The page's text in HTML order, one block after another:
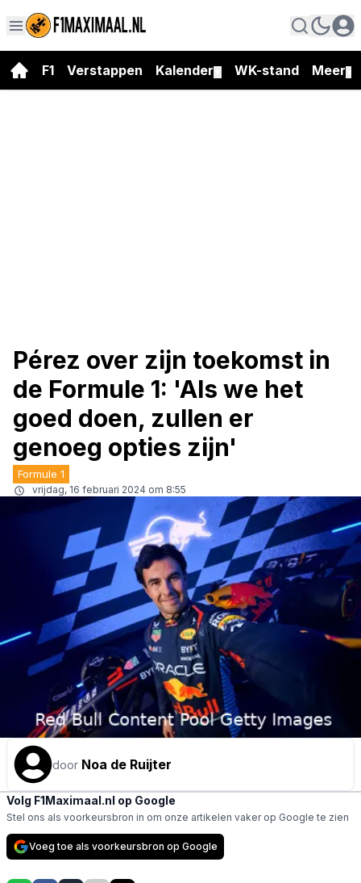
F1 Verstappen Kalender WK-stand Meer
Pérez over zijn toekomst in
de Formule 1: 'Als we het
goed doen, zullen er
genoeg opties zijn'
Formule 1
vrijdag, 16 februari 2024 om 8:55
door Noa de Ruijter
Volg F1Maximaal.nl op Google
Stel ons als voorkeursbron in om onze artikelen vaker op Google te zien
Voeg toe als voorkeursbron op Google